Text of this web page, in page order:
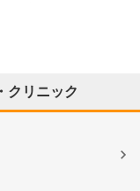
クリニック